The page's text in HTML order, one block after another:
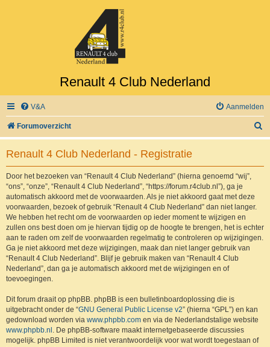
Renault 4 Club Nederland
V&A Aanmelden
Forumoverzicht
o
Renault 4 Club Nederland - Registratie
Door het bezoeken van “Renault 4 Club Nederland” (hierna genoemd “wij”,
“ons”, “onze”, “Renault 4 Club Nederland”, “https://forum.r4club.nl”), ga je
automatisch akkoord met de voorwaarden. Als je niet akkoord gaat met deze
voorwaarden, bezoek of gebruik “Renault 4 Club Nederland” dan niet langer.
We hebben het recht om de voorwaarden op ieder moment te wijzigen en
zullen ons best doen om je hiervan tijdig op de hoogte te brengen, het is echter
aan te raden om zelf de voorwaarden regelmatig te controleren op wijzigingen.
Ga je niet akkoord met deze wijzigingen, maak dan niet langer gebruik van
“Renault 4 Club Nederland”. Blijf je gebruik maken van “Renault 4 Club
Nederland”, dan ga je automatisch akkoord met de wijzigingen en of
toevoegingen.
Dit forum draait op phpBB. phpBB is een bulletinboardoplossing die is
uitgebracht onder de “GNU General Public License v2” (hierna “GPL”) en kan
gedownload worden via www.phpbb.com en via de Nederlandstalige website
www.phpbb.nl . De phpBB-software maakt internetgebaseerde discussies
mogelijk. phpBB Limited is niet verantwoordelijk voor wat wordt toegestaan of